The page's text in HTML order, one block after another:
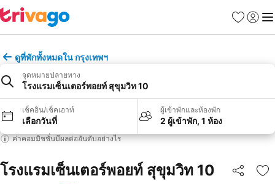
รายการโป
เข้าสู่ร
เมนู
ดูที่พักทั้งหมดใน กรุงเทพฯ
จุดหมายปลายทาง
โรงแรมเซ็นเตอร์พอยท์ สุขุมวิท 10
เช็คอิน/เช็คเอาท์
เลือกวันที่
ผู้เข้าพักและห้องพัก
2 ผู้เข้าพัก, 1 ห้อง
ค่าคอมมิชชั่นมีผลต่ออันดับอย่างไร
โรงแรมเซ็นเตอร์พอยท์ สุขุมวิท 10 แชร์
เ